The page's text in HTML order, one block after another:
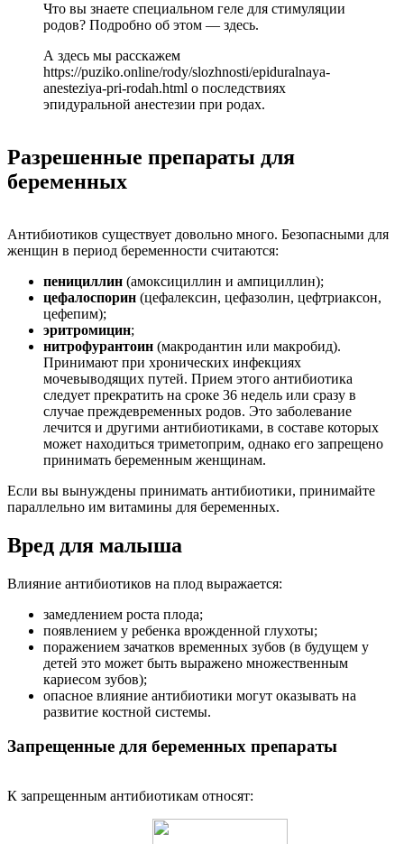
Что вы знаете специальном геле для стимуляции
родов? Подробно об этом — здесь.
А здесь мы расскажем
https://puziko.online/rody/slozhnosti/epiduralnaya-
anesteziya-pri-rodah.html о последствиях
эпидуральной анестезии при родах.
Разрешенные препараты для
беременных
Антибиотиков существует довольно много. Безопасными для
женщин в период беременности считаются:
пенициллин (амоксициллин и ампициллин);
цефалоспорин (цефалексин, цефазолин, цефтриаксон,
цефепим);
эритромицин;
нитрофурантоин (макродантин или макробид).
Принимают при хронических инфекциях
мочевыводящих путей. Прием этого антибиотика
следует прекратить на сроке 36 недель или сразу в
случае преждевременных родов. Это заболевание
лечится и другими антибиотиками, в составе которых
может находиться триметоприм, однако его запрещено
принимать беременным женщинам.
Если вы вынуждены принимать антибиотики, принимайте
параллельно им витамины для беременных.
Вред для малыша
Влияние антибиотиков на плод выражается:
замедлением роста плода;
появлением у ребенка врожденной глухоты;
поражением зачатков временных зубов (в будущем у
детей это может быть выражено множественным
кариесом зубов);
опасное влияние антибиотики могут оказывать на
развитие костной системы.
Запрещенные для беременных препараты
К запрещенным антибиотикам относят: